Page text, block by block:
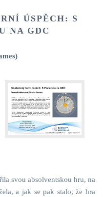
ÚSPĚCH: S
NA GDC
svou absolventskou hru, na
a jak se pak stalo, že hra